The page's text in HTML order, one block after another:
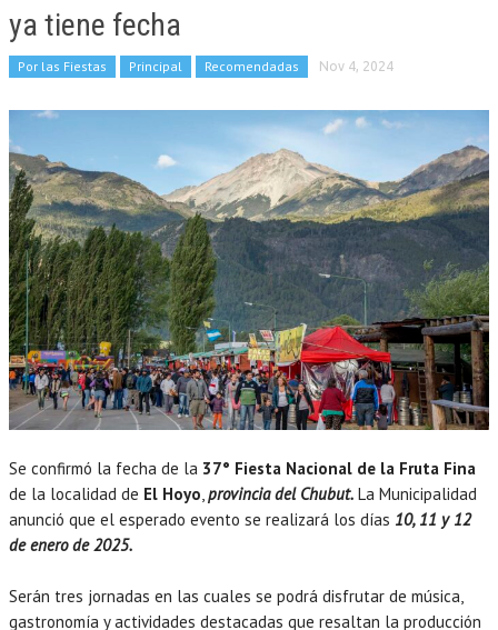
ya tiene fecha
Por las Fiestas Principal Recomendadas Nov 4, 2024
Se confirmó la fecha de la 37° Fiesta Nacional de la Fruta Fina
de la localidad de El Hoyo,provincia del Chubut. La Municipalidad
anunció que el esperado evento se realizará los días 10, 11 y 12
de enero de 2025.
Serán tres jornadas en las cuales se podrá disfrutar de música,
gastronomía y actividades destacadas que resaltan la producción